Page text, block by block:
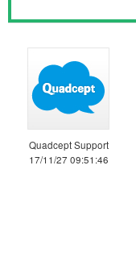
Quadcept Support
17/11/27 09:51:46